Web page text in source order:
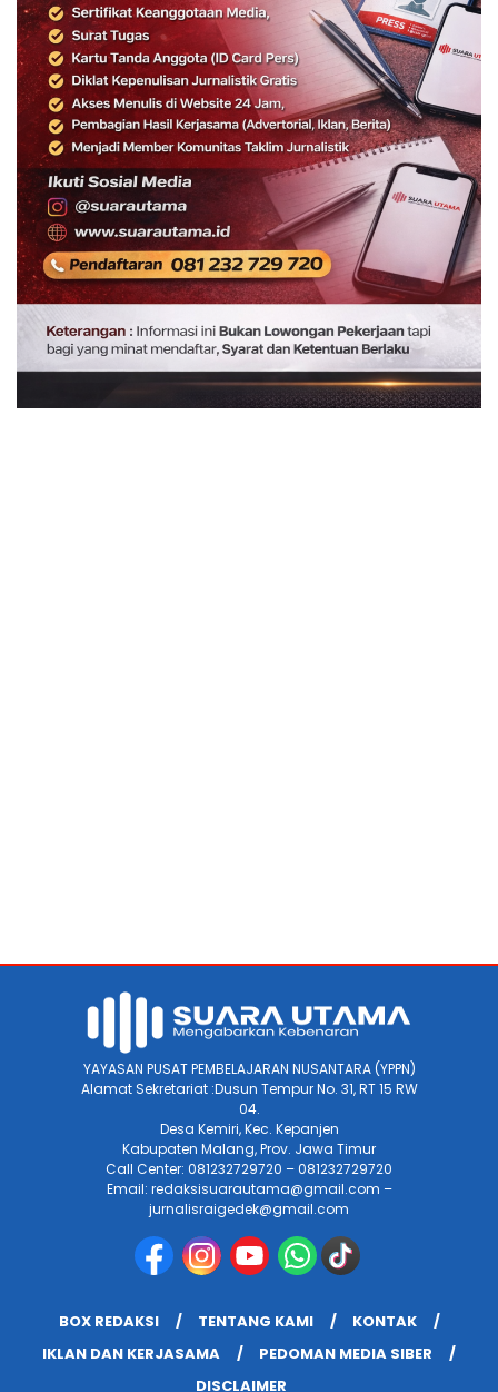
YAYASAN PUSAT PEMBELAJARAN NUSANTARA (YPPN)
Alamat Sekretariat :Dusun Tempur No. 31, RT 15 RW
04.
Desa Kemiri, Kec. Kepanjen
Kabupaten Malang, Prov. Jawa Timur
Call Center: 081232729720 – 081232729720
Email: redaksisuarautama@gmail.com –
jurnalisraigedek@gmail.com
BOX REDAKSI TENTANG KAMI
KONTAK
IKLAN DAN KERJASAMA
PEDOMAN MEDIA SIBER
DISCLAIMER